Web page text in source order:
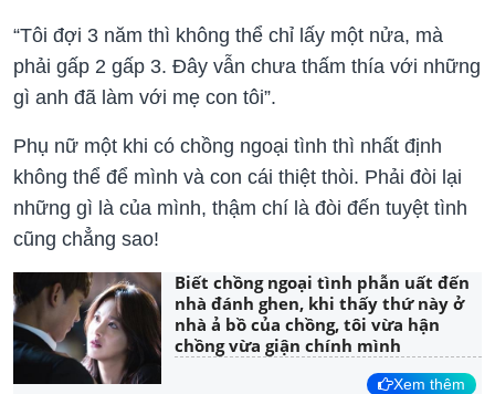
“Tôi đợi 3 năm thì không thể chỉ lấy một nửa, mà
phải gấp 2 gấp 3. Đây vẫn chưa thấm thía với những
gì anh đã làm với mẹ con tôi”.
Phụ nữ một khi có chồng ngoại tình thì nhất định
không thể để mình và con cái thiệt thòi. Phải đòi lại
những gì là của mình, thậm chí là đòi đến tuyệt tình
cũng chẳng sao!
Biết chồng ngoại tình phẫn uất đến
nhà đánh ghen, khi thấy thứ này ở
nhà ả bồ của chồng, tôi vừa hận
chồng vừa giận chính mình
Xem thêm